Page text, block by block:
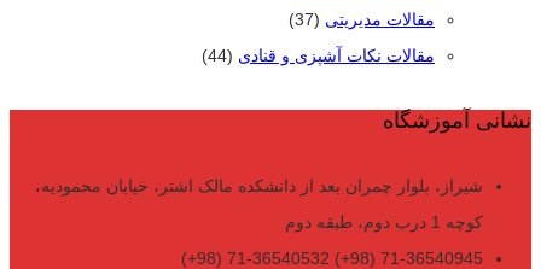
مقالات مدیریتی (37)
مقالات نکات آشپزی و قنادی (44)
نشانی آموزشگاه
شیراز، بلوار چمران بعد از دانشکده مالک اشتر، خیابان محمودیه،
کوچه 1 درب دوم، طبقه دوم
71-36540945 (98+) 71-36540532 (98+)